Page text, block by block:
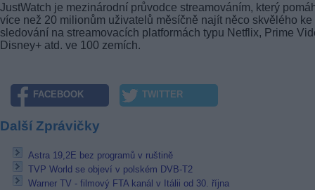
JustWatch je mezinárodní průvodce streamováním, který
více než 20 milionům uživatelů měsíčně najít něco skvělého ke
sledování na streamovacích platformách typu Netflix, Prime
Disney+ atd. ve 100 zemích.
FACEBOOK TWITTER
Další Zprávičky
Astra 19,2E bez programů v ruštině
TVP World se objeví v polském DVB-T2
Warner TV - filmový FTA kanál v Itálii od 30. října